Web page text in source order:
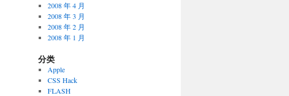
2008 年 4 月
2008 年 3 月
2008 年 2 月
2008 年 1 月
分类
Apple
CSS Hack
FLASH